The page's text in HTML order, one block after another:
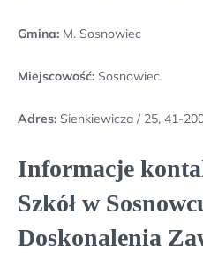
Gmina: M. Sosnowiec
Miejscowość: Sosnowiec
Adres: Sienkiewicza / 25, 41-
Informacje
Szkół w
Doskonalenia